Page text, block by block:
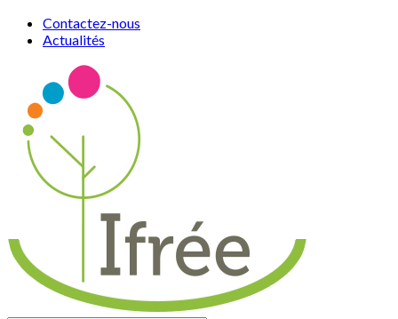
Contactez-nous
Actualités